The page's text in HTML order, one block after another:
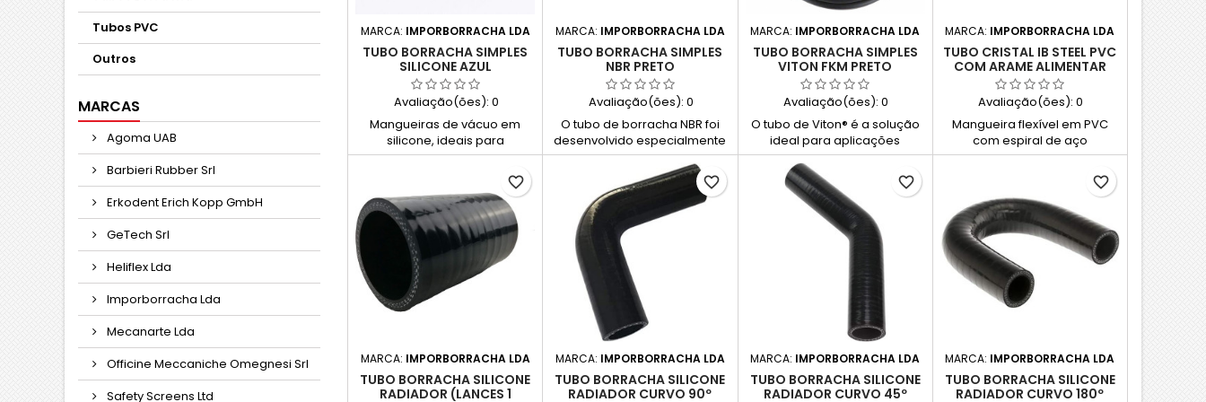
Tubos PVC
Outros
MARCAS
Agoma UAB
Barbieri Rubber Srl
Erkodent Erich Kopp GmbH
GeTech Srl
Heliflex Lda
Imporborracha Lda
Mecanarte Lda
Officine Meccaniche Omegnesi Srl
Safety Screens Ltd
desportiva e industrial.
MARCA: IMPORBORRACHA LDA
TUBO BORRACHA SIMPLES
SILICONE AZUL
Avaliação(ões): 0
Mangueiras de vácuo em
silicone, ideais para
condução de ar ou água sob
pressão negativa e altas
temperaturas. Sem reforços,
ultra flexíveis, com elevada
resistência ao ozono,
envelhecimento e
anticongelantes. Disponíveis
em azul ou preto, com
comprimento de 50 metros.
MARCA: IMPORBORRACHA LDA
TUBO BORRACHA SIMPLES
NBR PRETO
Avaliação(ões): 0
O tubo de borracha NBR foi
desenvolvido especialmente
para resistir ao contacto
direto com óleos e graxas,
mantendo a sua integridade
mesmo nas condições mais
agressivas. Com excelentes
propriedades mecânicas e
boa resistência à tração,
compressão e gases, é a
escolha certa para
aplicações industriais
exigentes. Ideal para sistemas
de transporte de...
MARCA: IMPORBORRACHA LDA
TUBO BORRACHA SIMPLES
VITON FKM PRETO
Avaliação(ões):0
O tubo de Viton® é a solução
ideal para aplicações
industriais severas que
exigem resistência extrema a
químicos e altas
temperaturas. Comportando-
se de forma estável até
250 °C (e picos de 300 °C),
este tubo mantém as suas
propriedades mecânicas
mesmo em ambientes
agressivos com
hidrocarbonetos, ácidos ou
álcalis. Durável, versátil e
MARCA: IMPORBORRACHA LDA
TUBO CRISTAL IB STEEL PVC
COM ARAME ALIMENTAR
Avaliação(ões):0
Mangueira flexível em PVC
com espiral de aço
incorporada, ideal para a
transferência de líquidos
alimentares não gordurosos.
Resistente à abrasão e
agentes atmosféricos,
cumpre diretivas alimentares
europeias e normas FDA.
Perfeita para aspiração e
impulsão com total
segurança.
MARCA: IMPORBORRACHA LDA
TUBO BORRACHA SILICONE
RADIADOR (LANCES 1
favorite_border
MARCA: IMPORBORRACHA LDA
TUBO BORRACHA SILICONE
RADIADOR CURVO 90º
favorite_border
MARCA: IMPORBORRACHA LDA
TUBO BORRACHA SILICONE
RADIADOR CURVO 45º
favorite_border
MARCA: IMPORBORRACHA LDA
TUBO BORRACHA SILICONE
RADIADOR CURVO 180º
favorite_border